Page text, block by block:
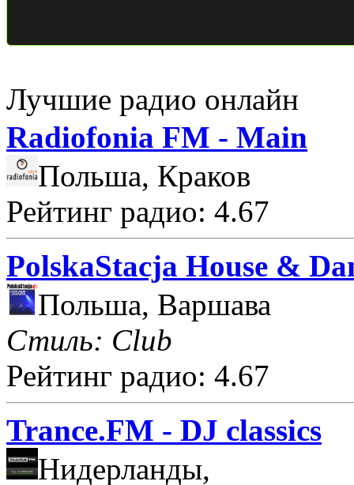
Лучшие радио онлайн
Radiofonia FM - Main
Польша, Краков
Рейтинг радио: 4.67
PolskaStacja House &
Польша, Варшава
Стиль: Club
Рейтинг радио: 4.67
Trance.FM - DJ classics
Нидерланды,